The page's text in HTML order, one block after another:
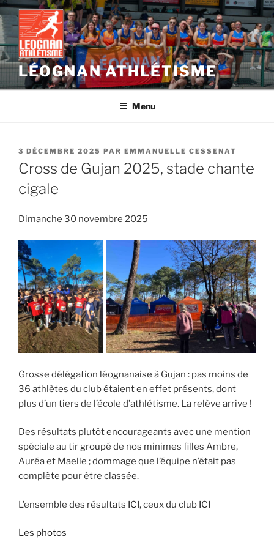
Aller
au
contenu
principal
LÉOGNAN ATHLÉTISME
Menu
PUBLIÉ
LE
3 DÉCEMBRE 2025 PAR EMMANUELLE CESSENAT
Cross de Gujan 2025, stade chante
cigale
Dimanche 30 novembre 2025
Grosse délégation léognanaise à Gujan : pas moins de
36 athlètes du club étaient en effet présents, dont
plus d’un tiers de l’école d’athlétisme. La relève arrive !
Des résultats plutôt encourageants avec une mention
spéciale au tir groupé de nos minimes filles Ambre,
Auréa et Maelle ; dommage que l’équipe n’était pas
complète pour être classée.
L’ensemble des résultats ICI, ceux du club ICI
Les photos